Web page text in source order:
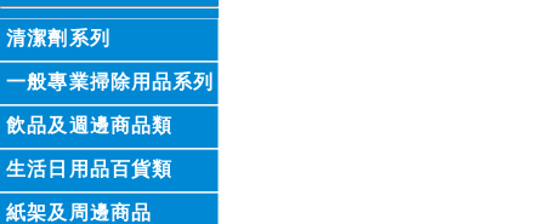
清潔劑系列
一般專業掃除用品系列
飲品及週邊商品類
生活日用品百貨類
紙架及周邊商品